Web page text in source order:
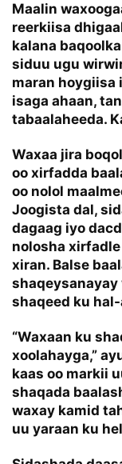
Maalin
reerkiisa
kalana
siduu ugu
maran hoygiisa
isaga ahaan,
tabaalaheeda.
Waxaa jira
oo xirfadda
oo nolol
Joogista dal,
dagaag iyo
nolosha xirfadle
xiran. Balse
shaqeed ku
“Waxaan ku
xoolahayga,”
kaas oo markii
shaqada
waxay kamid
uu yaraan ku